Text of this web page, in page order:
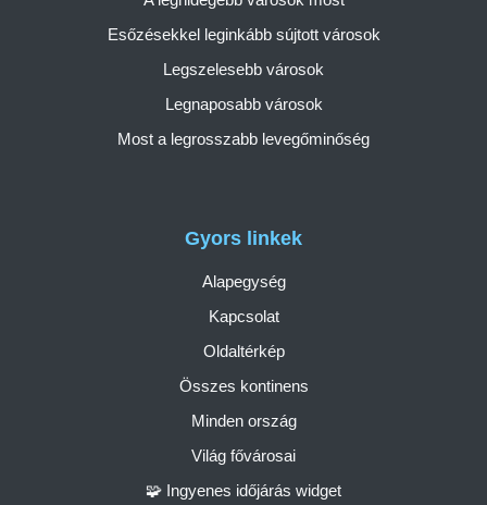
Gyors linkek
Alapegység
Kapcsolat
Oldaltérkép
Összes kontinens
Minden ország
Világ fővárosai
🧩 Ingyenes időjárás widget
Esőzésekkel leginkább sújtott városok
Legszelesebb városok
Legnaposabb városok
Most a legrosszabb levegőminőség